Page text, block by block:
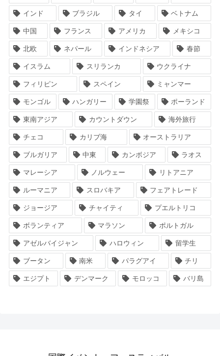
インド ブラジル タイ ベトナム
中国 フランス アメリカ メキシコ
北欧 ネパール インドネシア 春節
イスラム スリランカ ウクライナ
フィリピン スペイン ミャンマー
モンゴル ハンガリー 学園祭 ポーランド
東南アジア カウントダウン 海外旅行
チェコ カリブ海 オーストラリア
ブルガリア 中東 カンボジア ラオス
マレーシア ノルウェー リトアニア
ルーマニア スロバキア フェアトレード
ジョージア チャイティ プエルトリコ
ボランティア マラソン ポルトガル
アゼルバイジャン ハロウィン 留学生
ブータン 南米 パラグアイ チリ
エジプト デンマーク モロッコ バリ島